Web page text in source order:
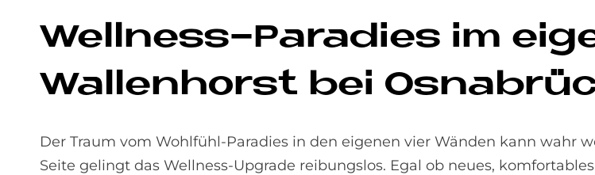
Well­ness-Pa­ra­dies im
Wal­len­horst bei
Der Traum vom Wohlfühl-Paradies in den eigenen vier Wänden kann wahr
Seite gelingt das Wellness-Upgrade reibungslos. Egal ob neues, komfortables